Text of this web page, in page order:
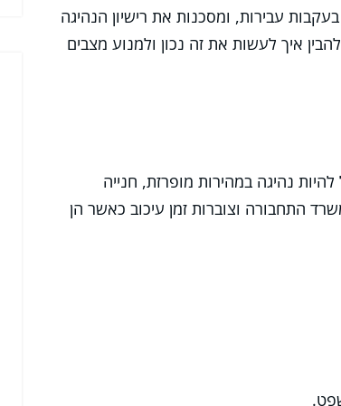
עבירות, ומסכנות את רישיון הנהיגה
איך לעשות את זה נכון ולמנוע מצבים
נהיגה במהירות מופרזת, חנייה
התחבורה וצוברות זמן עיכוב כאשר הן